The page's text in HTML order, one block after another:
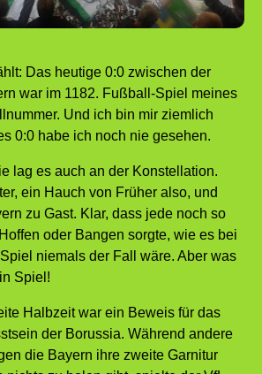
Das heutige 0:0 zwischen der
war im 1182. Fußball-Spiel meines
Und ich bin mir ziemlich
0:0 habe ich noch nie gesehen.
lag es auch an der Konstellation.
ein Hauch von Früher also, und
zu Gast. Klar, dass jede noch so
oder Bangen sorgte, wie es bei
niemals der Fall wäre. Aber was
Spiel!
Halbzeit war ein Beweis für das
der Borussia. Während andere
die Bayern ihre zweite Garnitur